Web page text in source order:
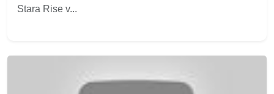
Stara Rise v...